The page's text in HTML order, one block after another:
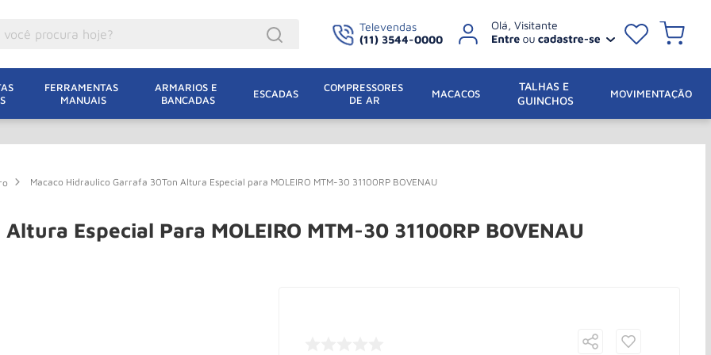
Televendas
(11) 3544-0000
FERRAMENTAS
MANUAIS
ARMARIOS E
BANCADAS
ESCADAS
COMPRESSORES
DE AR
MACACOS
TALHAS E
GUINCHOS
MOVIMENTAÇÃO
Macaco Hidraulico Garrafa 30Ton Altura Especial para MOLEIRO MTM-30 31100RP BOVENAU
Especial Para MOLEIRO MTM-30 31100RP BOVENAU